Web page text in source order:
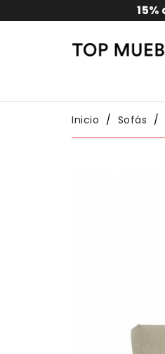
Inicio Sofás